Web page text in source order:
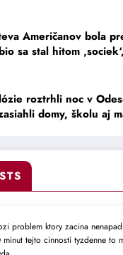
Američanov bola
sa stal hitom
roztrhli noc v
domy, školu aj